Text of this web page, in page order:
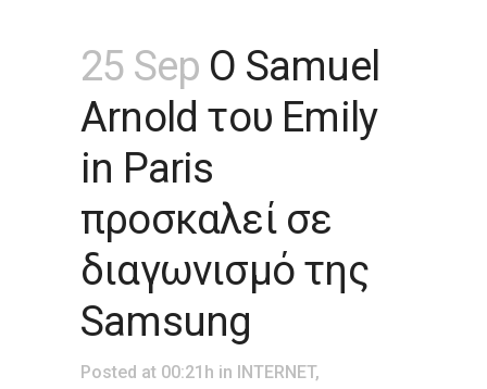
25 Sep Ο Samuel
Arnold του Emily
in Paris
προσκαλεί σε
διαγωνισμό της
Samsung
Posted at 00:21h in INTERNET,